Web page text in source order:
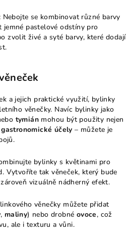
: Nebojte se kombinovat různé barvy
jemné pastelové odstíny pro
zvolit živé a syté barvy, které dodají
a jejich praktické využití, bylinky
věnečky. Navíc bylinky jako
tymián mohou být použity nejen
gastronomické účely – můžete je
bylinky s květinami pro
Vytvoříte tak věneček, který bude
vizuálně nádherný efekt.
věnečky můžete přidat
, maliny) nebo drobné ovoce, což
ale i texturu a vůni.